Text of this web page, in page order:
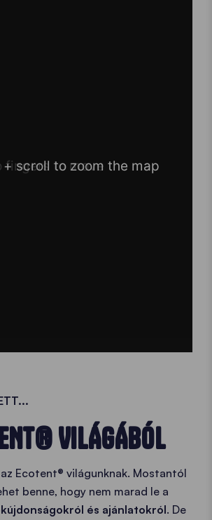
VILÁGÁBÓL
Ecotent® világunknak. Mostantól
benne, hogy nem marad le a
és ajánlatokról. De